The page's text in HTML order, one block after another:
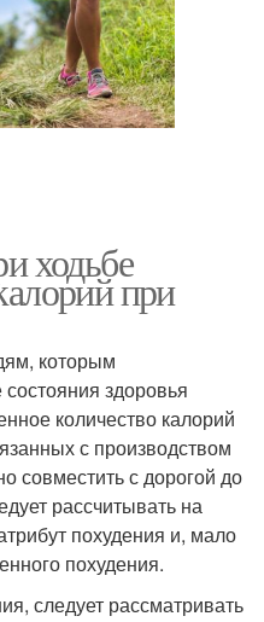
ходьбе
при
которым
здоровья
количество калорий
с производством
совместить с дорогой до
рассчитывать на
похудения и, мало
похудения.
следует рассматривать